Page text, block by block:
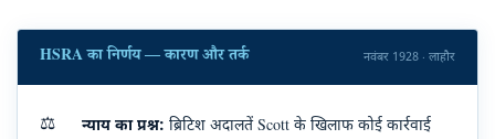
HSRA का निर्णय — कारण और तर्क नवंबर 1928 · लाहौर
⚖️ न्याय का प्रश्न: ब्रिटिश अदालतें Scott के खिलाफ कोई कार्रवाई